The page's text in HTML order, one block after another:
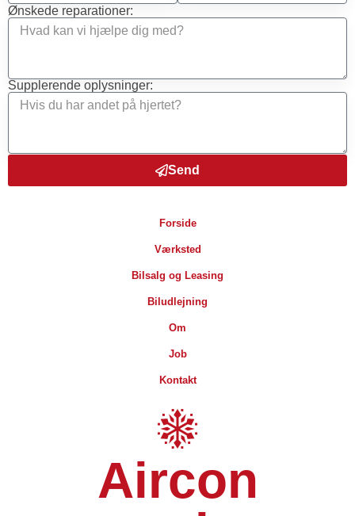
Ønskede reparationer:
Supplerende oplysninger:
Send
Forside
Værksted
Bilsalg og Leasing
Biludlejning
Om
Job
Kontakt
Aircon